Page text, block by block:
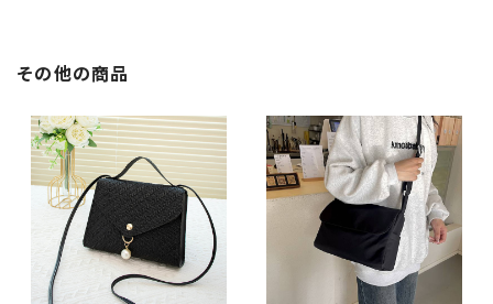
冬 着痩せ効果 きちんと見え カ
その他の商品